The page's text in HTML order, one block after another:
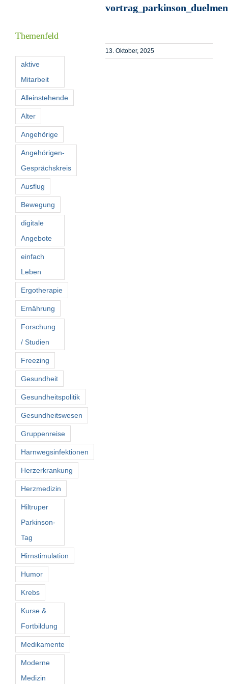
Kontakt
Suche
nach:
13. Oktober, 2025
Themenfeld
aktive
Mitarbeit
Alleinstehende
Alter
Angehörige
Angehörigen-
Gesprächskreis
Ausflug
Bewegung
digitale
Angebote
einfach
Leben
Ergotherapie
Ernährung
Forschung
/ Studien
Freezing
Gesundheit
Gesundheitspolitik
Gesundheitswesen
Gruppenreise
Harnwegsinfektionen
Herzerkrankung
Herzmedizin
Hiltruper
Parkinson-
Tag
Hirnstimulation
Humor
Krebs
Kurse &
Fortbildung
Medikamente
Moderne
Medizin